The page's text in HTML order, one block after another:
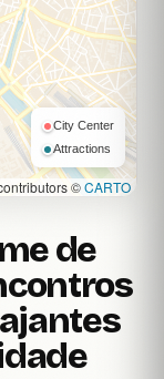
de
City Center
Attractions
©CARTO